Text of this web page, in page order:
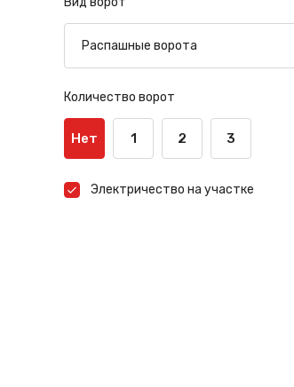
Количество ворот
Нет 1 2 3
Электричество на участке